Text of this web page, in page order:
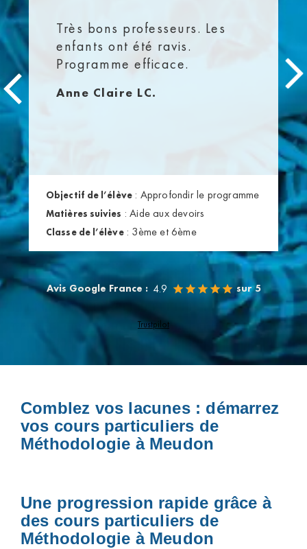
Très bons professeurs. Les
enfants ont été ravis.
Programme efficace.
Anne Claire LC.
Objectif de l’élève: Approfondir le programme
Matières suivies :Aide aux devoirs
Classe de l’élève: 3ème et 6ème
Avis Google France : 4.9 sur 5
Trustpilot
Comblez vos lacunes : démarrez
vos cours particuliers de
Méthodologie à Meudon
Une progression rapide grâce à
des cours particuliers de
Méthodologie à Meudon